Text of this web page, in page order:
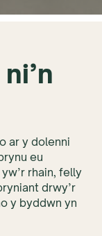
ar y dolenni
eu
rhain, felly
drwy’r
y byddwn yn